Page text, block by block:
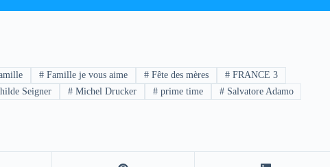
# Famille je vous aime # Fête des mères #FRANCE 3
Seigner # Michel Drucker #prime time #Salvatore Adamo